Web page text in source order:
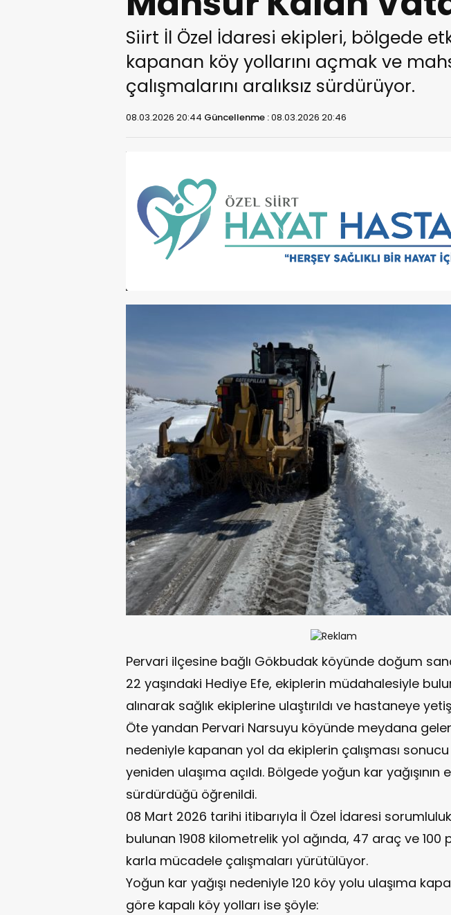
Siirt İl Özel İdaresi ekipleri, bölgede
kapanan köy yollarını açmak ve
çalışmalarını aralıksız sürdürüyor.
08.03.2026 20:44 Güncellenme :08.03.2026 20:46
Pervari ilçesine bağlı Gökbudak köyünde doğum
22 yaşındaki Hediye Efe, ekiplerin müdahalesiyle
alınarak sağlık ekiplerine ulaştırıldı ve hastaneye
Öte yandan Pervari Narsuyu köyünde meydana
nedeniyle kapanan yol da ekiplerin çalışması
yeniden ulaşıma açıldı. Bölgede yoğun kar yağışının
sürdürdüğü öğrenildi.
08 Mart 2026 tarihi itibarıyla İl Özel İdaresi
bulunan 1908 kilometrelik yol ağında, 47 araç ve 100
karla mücadele çalışmaları yürütülüyor.
Yoğun kar yağışı nedeniyle 120 köy yolu ulaşıma
göre kapalı köy yolları ise şöyle: